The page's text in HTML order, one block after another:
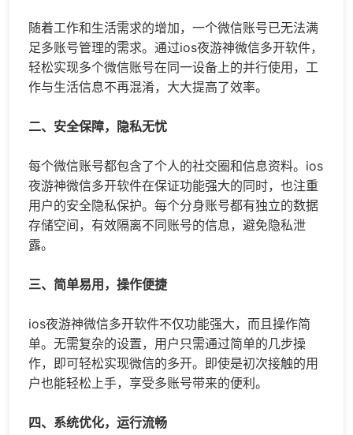
随着工作和生活需求的增加，一个微信账号已无法满
足多账号管理的需求。通过ios夜游神微信多开软件，
轻松实现多个微信账号在同一设备上的并行使用，工
作与生活信息不再混淆，大大提高了效率。
二、安全保障，隐私无忧
每个微信账号都包含了个人的社交圈和信息资料。ios
夜游神微信多开软件在保证功能强大的同时，也注重
用户的安全隐私保护。每个分身账号都有独立的数据
存储空间，有效隔离不同账号的信息，避免隐私泄
露。
三、简单易用，操作便捷
ios夜游神微信多开软件不仅功能强大，而且操作简
单。无需复杂的设置，用户只需通过简单的几步操
作，即可轻松实现微信的多开。即使是初次接触的用
户也能轻松上手，享受多账号带来的便利。
四、系统优化，运行流畅